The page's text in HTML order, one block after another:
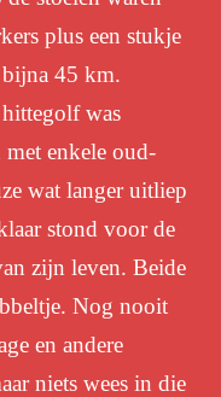
plus een stukje
45 km.
was
enkele oud-
wat langer uitliep
stond voor de
zijn leven. Beide
Nog nooit
en andere
niets wees in die